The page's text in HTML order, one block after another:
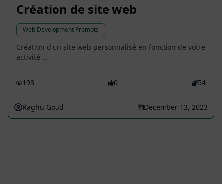
Création de site web
Web Development Prompts
Création d'un site web personnalisé en fonction de votre
activité …
193 0 54
Raghu Goud December 13, 2023